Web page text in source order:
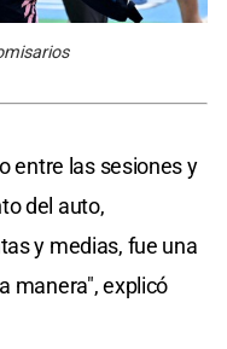
entre las sesiones y
del auto,
y medias, fue una
manera", explicó